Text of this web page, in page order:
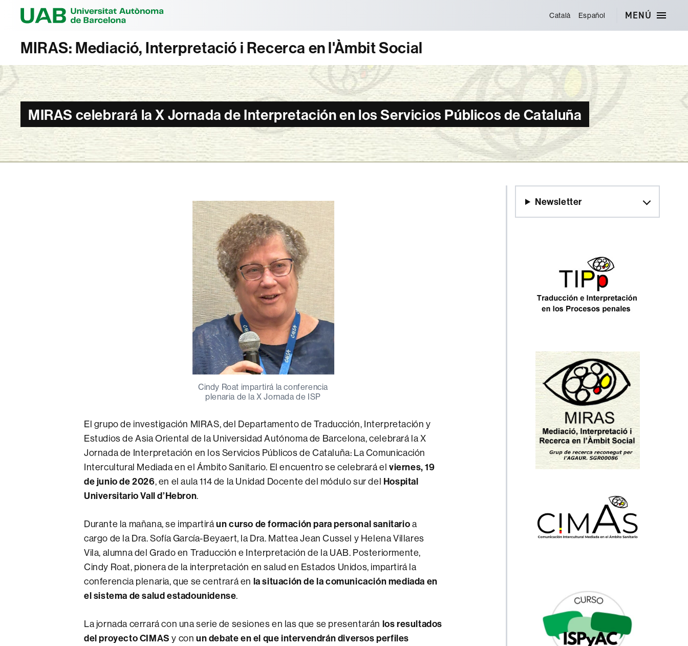
Català Español MENÚ
MIRAS: Mediació, Interpretació i Recerca en l'Àmbit Social
MIRAS celebrará la X Jornada de Interpretación en los Servicios Públicos de Cataluña
Cindy Roat impartirá la conferencia
plenaria de la X Jornada de ISP
El grupo de investigación MIRAS, del Departamento de Traducción, Interpretación y
Estudios de Asia Oriental de la Universidad Autónoma de Barcelona, ​​celebrará la X
Jornada de Interpretación en los Servicios Públicos de Cataluña: La Comunicación
Intercultural Mediada en el Ámbito Sanitario. El encuentro se celebrará el viernes, 19
de junio de 2026, en el aula 114 de la Unidad Docente del módulo sur del Hospital
Universitario Vall d’Hebron.
Durante la mañana, se impartiráun curso de formación para personal sanitarioa
cargo de la Dra. Sofía García-Beyaert, la Dra. Mattea Jean Cussel y Helena Villares
Vila, alumna del Grado en Traducción e Interpretación de la UAB. Posteriormente,
Cindy Roat, pionera de la interpretación en salud en Estados Unidos, impartirá la
conferencia plenaria, que se centrará en la situación de la comunicación mediada en
el sistema de salud estadounidense.
La jornada cerrará con una serie de sesiones en las que se presentarán los resultados
del proyecto CIMAS y conun debate en el que intervendrán diversos perfiles
Newsletter